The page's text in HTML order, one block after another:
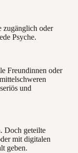
zugänglich oder
Psyche.
Freundinnen oder
und
Doch geteilte
mit digitalen
geben.